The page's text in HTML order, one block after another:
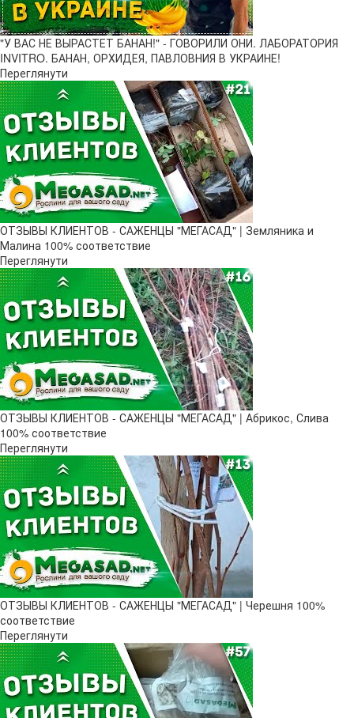
"У ВАС НЕ ВЫРАСТЕТ БАНАН!" - ГОВОРИЛИ ОНИ. ЛАБОРАТОРИЯ
INVITRO. БАНАН, ОРХИДЕЯ, ПАВЛОВНИЯ В УКРАИНЕ!
Переглянути
ОТЗЫВЫ КЛИЕНТОВ - САЖЕНЦЫ "МЕГАСАД" | Земляника и
Малина 100% соответствие
Переглянути
ОТЗЫВЫ КЛИЕНТОВ - САЖЕНЦЫ "МЕГАСАД" | Абрикос, Слива
100% соответствие
Переглянути
ОТЗЫВЫ КЛИЕНТОВ - САЖЕНЦЫ "МЕГАСАД" | Черешня 100%
соответствие
Переглянути